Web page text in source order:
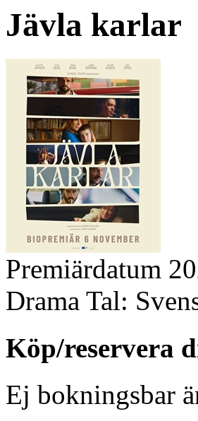
Jävla karlar
Premiärdatum
Drama Tal:
Köp/reservera
Ej bokningsbar